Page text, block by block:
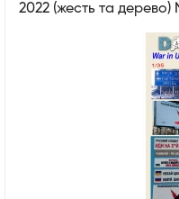
2022 (жесть та